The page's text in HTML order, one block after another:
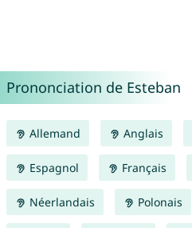
Prononciation de Esteban
Allemand Anglais
Espagnol Français
Néerlandais Polonais